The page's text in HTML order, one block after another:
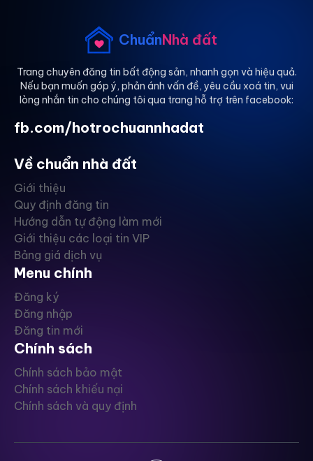
ChuẩnNhà đất
Trang chuyên đăng tin bất động sản, nhanh gọn và hiệu quả.
Nếu bạn muốn góp ý, phản ánh vấn đề, yêu cầu xoá tin, vui
lòng nhắn tin cho chúng tôi qua trang hỗ trợ trên facebook:
fb.com/hotrochuannhadat
Về chuẩn nhà đất
Giới thiệu
Quy định đăng tin
Hướng dẫn tự động làm mới
Giới thiệu các loại tin VIP
Bảng giá dịch vụ
Menu chính
Đăng ký
Đăng nhập
Đăng tin mới
Chính sách
Chính sách bảo mật
Chính sách khiếu nại
Chính sách và quy định